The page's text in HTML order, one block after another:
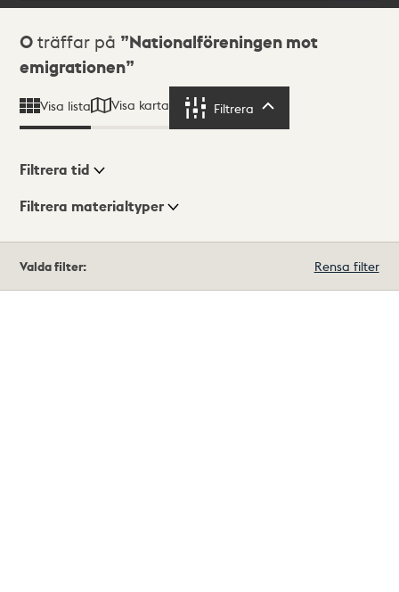
Sökresultat
0 träffar på
Nationalföreningen mot
emigrationen
Visa lista Visa karta Filtrera
Visningsläge
Filtrera tid
Filtrera materialtyper
träffar
Valda filter: Rensa filter